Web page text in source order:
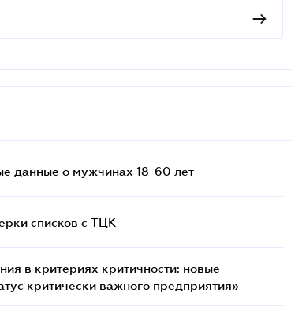
данные о мужчинах 18-60 лет
списков c ТЦК
в критериях критичности: новые
критически важного предприятия»